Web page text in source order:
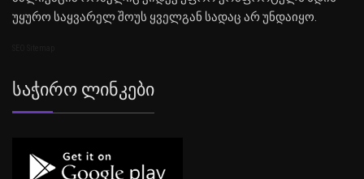
უყურო საყვარელ შოუს ყველგან სადაც არ უნდაიყო.
Საჭირო Ლინკები